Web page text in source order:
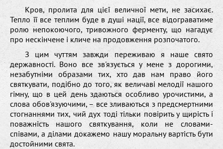
Кров, пролита для цієї величної мети, не засихає.
Тепло її все теплим буде в душі нації, все відограватиме
ролю непокоючого, тривожного ферменту, що нагадує
про нескінчене і кличе на продовження розпочатого.
З цим чуттям завжди переживаю я наше свято
державності. Воно все зв'язується у мене з дорогими,
незабутніми образами тих, хто дав нам право його
святкувати, подібно до того, як величаві мелодії нашого
гімну, що в цей день здаються особливо урочистими, а
слова обов'язуючими, – все зливаються з предсмертними
стогнаннями тих, чий дух тоді тільки повірить у щирість і
поважність нашого святкування, коли не словами-
співами, а ділами докажемо нашу моральну вартість бути
достойними свята.